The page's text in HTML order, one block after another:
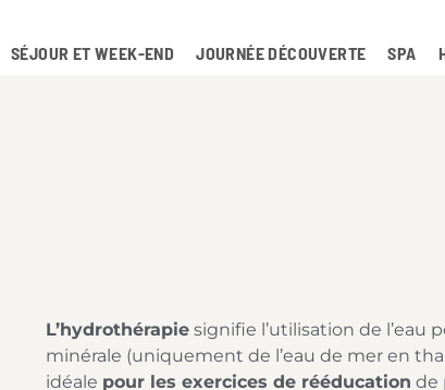
SÉJOUR ET WEEK-END JOURNÉE DÉCOUVERTE SPA
L’hydrothérapie signifie l’utilisation de l’eau
minérale (uniquement de l’eau de mer en
idéale pour les exercices de rééducation de